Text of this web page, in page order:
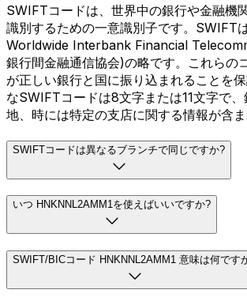
SWIFTコードは、世界中の銀行や金融機
識別するための一意識別子です。SWIFT
Worldwide Interbank Financial
銀行間金融通信協会)の略です。これらの
が正しい銀行と国に振り込まれることを
なSWIFTコードは8文字または11文字で
地、時には特定の支店に関する情報が含ま
SWIFTコードは異なるブランチで同じですか?
いつ HNKNNL2AMM1を使えばいいですか?
SWIFT/BICコード HNKNNL2AMM1 意味は何です